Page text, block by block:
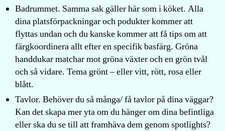
Badrummet. Samma sak gäller här som i köket. Alla
dina platsförpackningar och podukter kommer att
flyttas undan och du kanske kommer att få tips om att
färgkoordinera allt efter en specifik basfärg. Gröna
handdukar matchar mot gröna växter och en grön tvål
och så vidare. Tema grönt – eller vitt, rött, rosa eller
blått.
Tavlor. Behöver du så många/ få tavlor på dina väggar?
Kan det skapa mer yta om du hänger om dina befintliga
eller ska du se till att framhäva dem genom spotlights?